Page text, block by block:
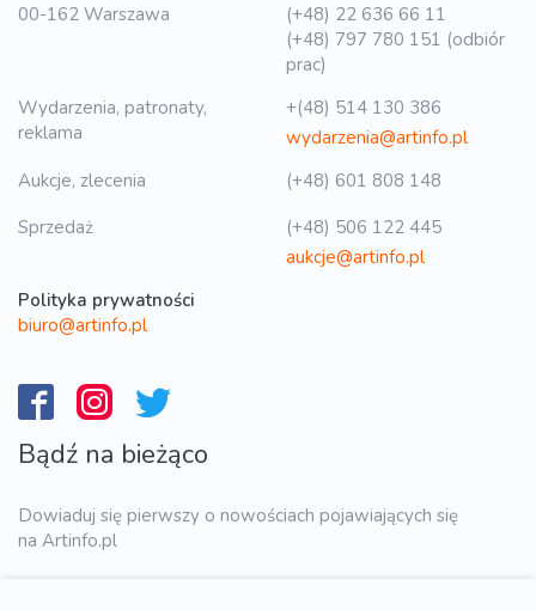
00-162 Warszawa
(+48) 22 636 66 11
(+48) 797 780 151 (odbiór
prac)
Wydarzenia, patronaty,
reklama
+(48) 514 130 386
wydarzenia@artinfo.pl
Aukcje, zlecenia
(+48) 601 808 148
Sprzedaż
(+48) 506 122 445
aukcje@artinfo.pl
Polityka prywatności
biuro@artinfo.pl
Bądź na bieżąco
Dowiaduj się pierwszy o nowościach pojawiających się
na Artinfo.pl